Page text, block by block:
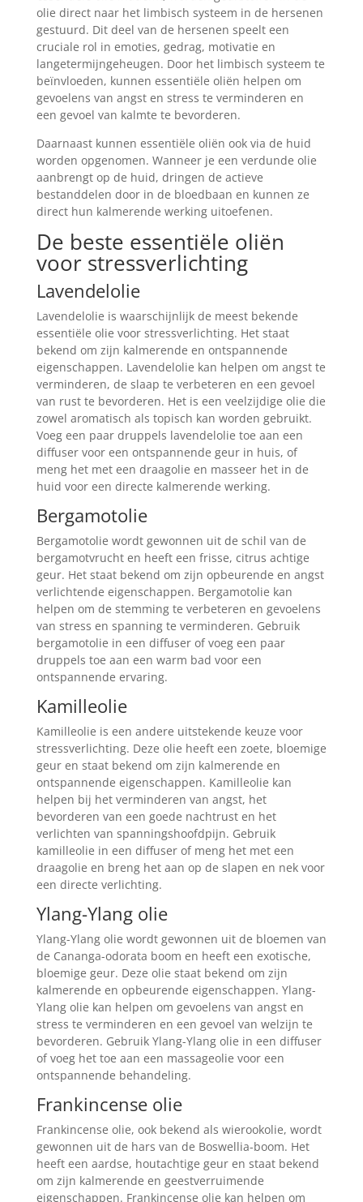
olie direct naar het limbisch systeem in de hersenen
gestuurd. Dit deel van de hersenen speelt een
cruciale rol in emoties, gedrag, motivatie en
langetermijngeheugen. Door het limbisch systeem te
beïnvloeden, kunnen essentiële oliën helpen om
gevoelens van angst en stress te verminderen en
een gevoel van kalmte te bevorderen.
Daarnaast kunnen essentiële oliën ook via de huid
worden opgenomen. Wanneer je een verdunde olie
aanbrengt op de huid, dringen de actieve
bestanddelen door in de bloedbaan en kunnen ze
direct hun kalmerende werking uitoefenen.
De beste essentiële oliën
voor stressverlichting
Lavendelolie
Lavendelolie is waarschijnlijk de meest bekende
essentiële olie voor stressverlichting. Het staat
bekend om zijn kalmerende en ontspannende
eigenschappen. Lavendelolie kan helpen om angst te
verminderen, de slaap te verbeteren en een gevoel
van rust te bevorderen. Het is een veelzijdige olie die
zowel aromatisch als topisch kan worden gebruikt.
Voeg een paar druppels lavendelolie toe aan een
diffuser voor een ontspannende geur in huis, of
meng het met een draagolie en masseer het in de
huid voor een directe kalmerende werking.
Bergamotolie
Bergamotolie wordt gewonnen uit de schil van de
bergamotvrucht en heeft een frisse, citrus achtige
geur. Het staat bekend om zijn opbeurende en angst
verlichtende eigenschappen. Bergamotolie kan
helpen om de stemming te verbeteren en gevoelens
van stress en spanning te verminderen. Gebruik
bergamotolie in een diffuser of voeg een paar
druppels toe aan een warm bad voor een
ontspannende ervaring.
Kamilleolie
Kamilleolie is een andere uitstekende keuze voor
stressverlichting. Deze olie heeft een zoete, bloemige
geur en staat bekend om zijn kalmerende en
ontspannende eigenschappen. Kamilleolie kan
helpen bij het verminderen van angst, het
bevorderen van een goede nachtrust en het
verlichten van spanningshoofdpijn. Gebruik
kamilleolie in een diffuser of meng het met een
draagolie en breng het aan op de slapen en nek voor
een directe verlichting.
Ylang-Ylang olie
Ylang-Ylang olie wordt gewonnen uit de bloemen van
de Cananga-odorata boom en heeft een exotische,
bloemige geur. Deze olie staat bekend om zijn
kalmerende en opbeurende eigenschappen. Ylang-
Ylang olie kan helpen om gevoelens van angst en
stress te verminderen en een gevoel van welzijn te
bevorderen. Gebruik Ylang-Ylang olie in een diffuser
of voeg het toe aan een massageolie voor een
ontspannende behandeling.
Frankincense olie
Frankincense olie, ook bekend als wierookolie, wordt
gewonnen uit de hars van de Boswellia-boom. Het
heeft een aardse, houtachtige geur en staat bekend
om zijn kalmerende en geestverruimende
eigenschappen. Frankincense olie kan helpen om